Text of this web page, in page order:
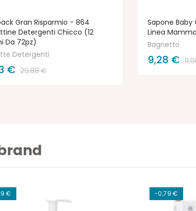
Gran Risparmio - 864
Detergenti Chicco (12
Da 72pz)
Detergenti
€ 29,88 €
Sapone
Linea
Bagnetto
9,28 €
€ -0,79 €